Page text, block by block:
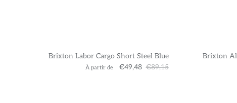
Brixton Labor Cargo Short Steel Blue
À partir de €49,48 €89,15
Brixton